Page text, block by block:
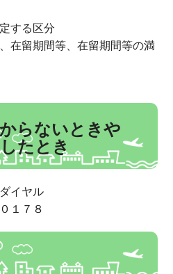
する区分
在留期間等、在留期間等の満
らないときや
たとき
イヤル
１７８